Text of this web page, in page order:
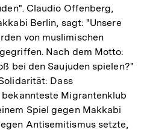
Claudio Offenberg,
Berlin, sagt: "Unsere
von muslimischen
Nach dem Motto:
bei den Saujuden spielen?"
Dass
Migrantenklub
Spiel gegen Makkabi
Antisemitismus setzte,